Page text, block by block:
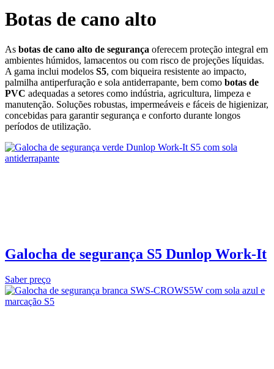
Botas de cano alto
As botas de cano alto de segurança oferecem proteção integral em
ambientes húmidos, lamacentos ou com risco de projeções líquidas.
A gama inclui modelos S5, com biqueira resistente ao impacto,
palmilha antiperfuração e sola antiderrapante, bem como botas de
PVC adequadas a setores como indústria, agricultura, limpeza e
manutenção. Soluções robustas, impermeáveis e fáceis de higienizar,
concebidas para garantir segurança e conforto durante longos
períodos de utilização.
Galocha de segurança S5 Dunlop Work‑It
Saber preço